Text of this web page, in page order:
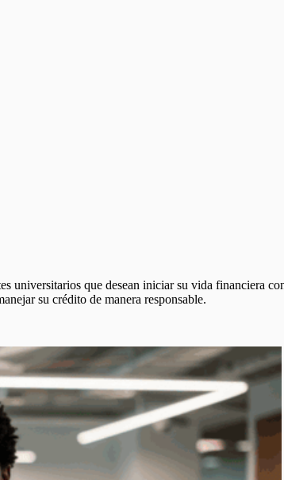
universitarios que desean iniciar su vida financiera
su crédito de manera responsable.